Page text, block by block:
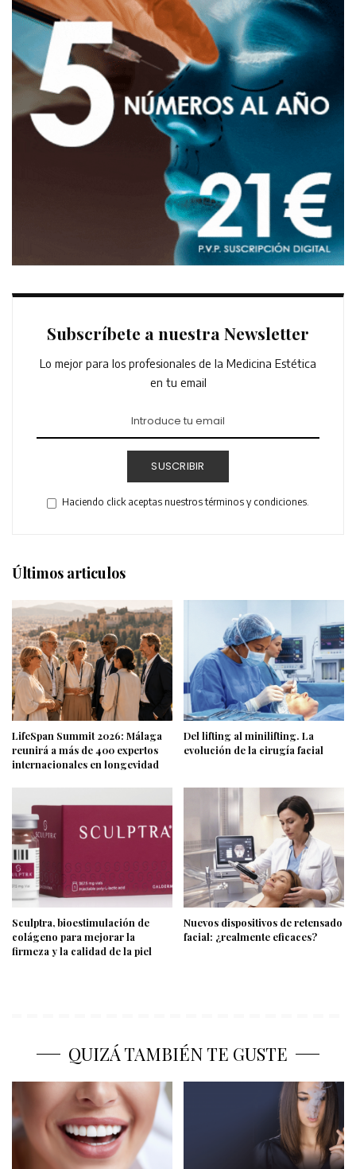
Subscríbete a nuestra Newsletter
Lo mejor para los profesionales de la Medicina Estética
en tu email
SUSCRIBIR
Haciendo click aceptas nuestros términos y condiciones.
Últimos articulos
LifeSpan Summit 2026: Málaga
reunirá a más de 400 expertos
internacionales en longevidad
Del lifting al minilifting. La
evolución de la cirugía facial
Sculptra, bioestimulación de
colágeno para mejorar la
firmeza y la calidad de la piel
Nuevos dispositivos de retensado
facial: ¿realmente eficaces?
QUIZÁ TAMBIÉN TE GUSTE